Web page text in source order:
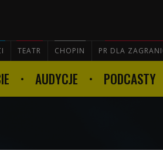
TEATR CHOPIN PR DLA

AUDYCJE PODCASTY